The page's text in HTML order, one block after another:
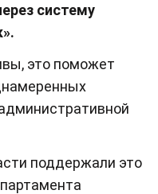
систему
это поможет
поддержали это